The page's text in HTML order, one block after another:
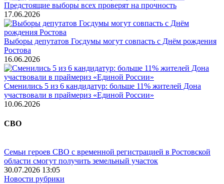
Предстоящие выборы всех проверят на прочность
17.06.2026
Выборы депутатов Госдумы могут совпасть с Днём рождения
Ростова
16.06.2026
Сменились 5 из 6 кандидатур: больше 11% жителей Дона
участвовали в праймериз «Единой России»
10.06.2026
СВО
Семьи героев СВО с временной регистрацией в Ростовской
области смогут получить земельный участок
30.07.2026 13:05
Новости рубрики